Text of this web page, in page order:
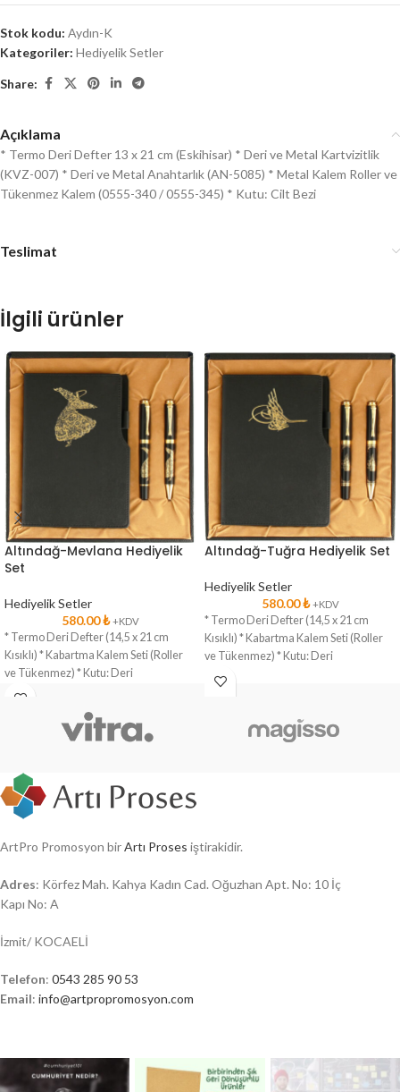
Stok kodu: Aydın-K
Kategoriler: Hediyelik Setler
Share:
Açıklama
* Termo Deri Defter 13 x 21 cm (Eskihisar) * Deri ve Metal Kartvizitlik
(KVZ-007) * Deri ve Metal Anahtarlık (AN-5085) * Metal Kalem Roller ve
Tükenmez Kalem (0555-340 / 0555-345) * Kutu: Cilt Bezi
Teslimat
İlgili ürünler
Altındağ-Mevlana Hediyelik
Set
Hediyelik Setler
580.00₺ +KDV
* Termo Deri Defter (14,5 x 21 cm
Kısıklı) * Kabartma Kalem Seti (Roller
ve Tükenmez) * Kutu: Deri
Altındağ-Tuğra Hediyelik Set
Hediyelik Setler
580.00₺ +KDV
* Termo Deri Defter (14,5 x 21 cm
Kısıklı) * Kabartma Kalem Seti (Roller
ve Tükenmez) * Kutu: Deri
ArtPro Promosyon birArtı Proses iştirakidir.
Adres: Körfez Mah. Kahya Kadın Cad. Oğuzhan Apt. No: 10 İç
Kapı No: A
İzmit/ KOCAELİ
Telefon: 0543 285 90 53
Email: info@artpropromosyon.com